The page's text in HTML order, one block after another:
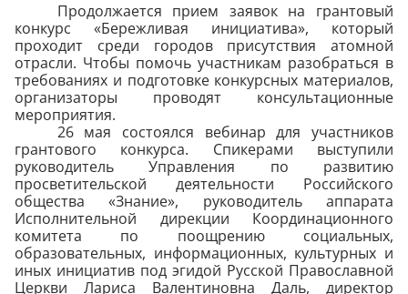
Продолжается прием заявок на грантовый
конкурс «Бережливая инициатива», который
проходит среди городов присутствия атомной
отрасли. Чтобы помочь участникам разобраться в
требованиях и подготовке конкурсных материалов,
организаторы проводят консультационные
мероприятия.
26 мая состоялся вебинар для участников
грантового конкурса. Спикерами выступили
руководитель Управления по развитию
просветительской деятельности Российского
общества «Знание», руководитель аппарата
Исполнительной дирекции Координационного
комитета по поощрению социальных,
образовательных, информационных, культурных и
иных инициатив под эгидой Русской Православной
Церкви Лариса Валентиновна Даль, директор